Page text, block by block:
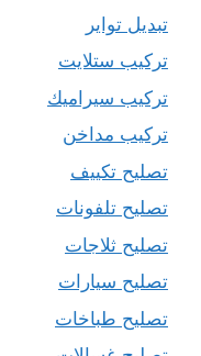
تبديل تواير
تركيب ستلايت
تركيب سيراميك
تركيب مداخن
تصليح تكييف
تصليح تلفونات
تصليح ثلاجات
تصليح سيارات
تصليح طباخات